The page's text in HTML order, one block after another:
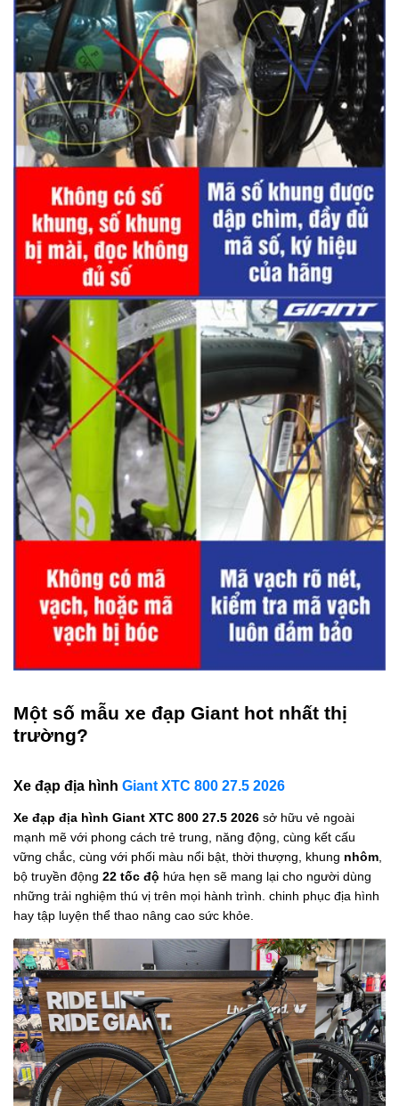
Một số mẫu xe đạp Giant hot nhất thị
trường?
Xe đạp địa hình Giant XTC 800 27.5 2026
Xe đạp địa hình Giant XTC 800 27.5 2026 sở hữu vẻ ngoài
mạnh mẽ với phong cách trẻ trung, năng động, cùng kết cấu
vững chắc, cùng với phối màu nổi bật, thời thượng, khung nhôm
bộ truyền động 22 tốc độ hứa hẹn sẽ mang lại cho người dùng
những trải nghiệm thú vị trên mọi hành trình. chinh phục địa hình
hay tập luyện thể thao nâng cao sức khỏe.